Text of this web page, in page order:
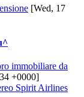
[Wed, 17
immobiliare da
+0000]
Spirit Airlines